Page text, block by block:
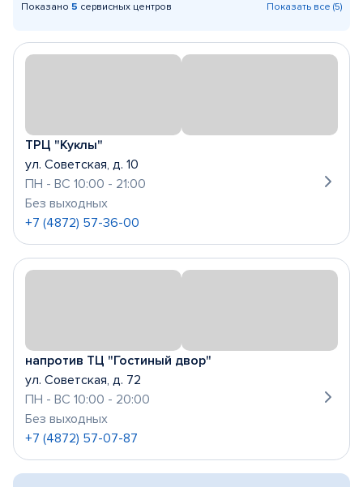
Показано 5 сервисных центров Показать все (5)
ТРЦ "Куклы"
ул. Советская, д. 10
ПН - ВС 10:00 - 21:00
Без выходных
+7 (4872) 57-36-00
напротив ТЦ "Гостиный двор"
ул. Советская, д. 72
ПН - ВС 10:00 - 20:00
Без выходных
+7 (4872) 57-07-87